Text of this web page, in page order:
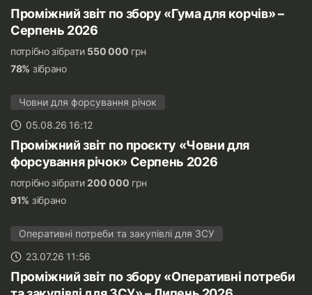
Проміжний звіт по збору «Гума для корчів» –
Серпень 2026
потрібно зібрати 550 000 грн
78% зібрано
Човни для форсування річок
05.08.26 16:12
Проміжний звіт по проєкту «Човни для
форсування річок» Серпень 2026
потрібно зібрати200 000 грн
91% зібрано
Оперативні потреби та закупівлі для ЗСУ
23.07.26 11:56
Проміжний звіт по збору «Оперативні потреби